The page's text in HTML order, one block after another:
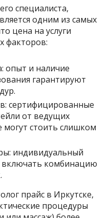
специалиста,
одним из самых
цена на услуги
факторов:
опыт и наличие
гарантируют
сертифицированные
от ведущих
стоить слишком
индивидуальный
включать комбинацию
прайс в Иркутске,
процедуры